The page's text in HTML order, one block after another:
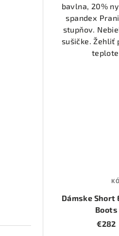
bavlna, 20%
spandex
stupňov.
sušičke. Žehliť
Dámske Short
Boots
€282